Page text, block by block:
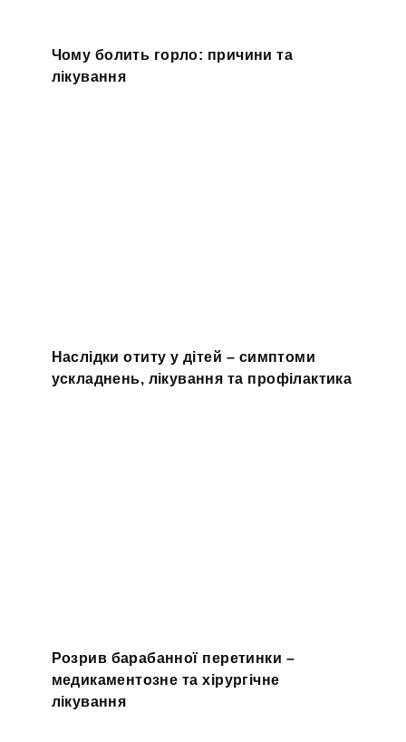
Чому болить горло: причини та
лікування
Наслідки отиту у дітей – симптоми
ускладнень, лікування та профілактика
Розрив барабанної перетинки –
медикаментозне та хірургічне
лікування